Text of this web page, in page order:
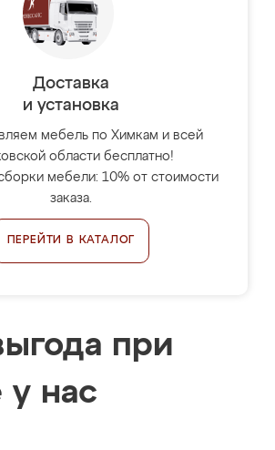
Доставка
и установка
мебель по Химкам и всей
области бесплатно!
мебели: 10% от стоимости
заказа.
ПЕРЕЙТИ В КАТАЛОГ
при
у нас